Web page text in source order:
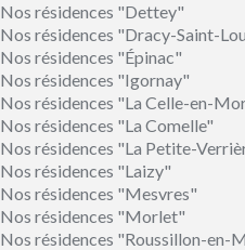
Nos résidences "Dettey"
Nos résidences "Dracy-Saint-
Nos résidences "Épinac"
Nos résidences "Igornay"
Nos résidences "La Celle-en-
Nos résidences "La Comelle"
Nos résidences "La Petite-
Nos résidences "Laizy"
Nos résidences "Mesvres"
Nos résidences "Morlet"
Nos résidences "Roussillon-en-